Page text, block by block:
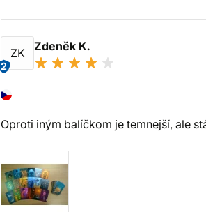
ZK
2
Zdeněk K.
Oproti iným balíčkom je temnejší, ale